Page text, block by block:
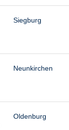
Siegburg
Neunkirchen
Oldenburg